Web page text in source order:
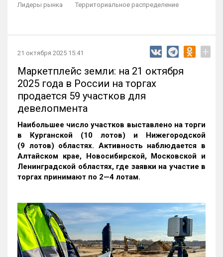
Лидеры рынка
Территориальное распределение
21 октября 2025 15:41 +
Маркетплейс земли: на 21 октября
2025 года в России на торгах
продается 59 участков для
девелопмента
Наибольшее число участков выставлено на торги
в Курганской (10 лотов) и Нижегородской
(9 лотов) областях. Активность наблюдается в
Алтайском крае, Новосибирской, Московской и
Ленинградской областях, где заявки на участие в
торгах принимают по 2—4 лотам.